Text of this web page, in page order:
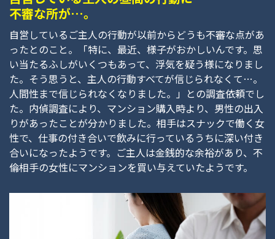
不審な所が…。
自営しているご主人の行動が以前からどうも不審な点があ
ったとのこと。「特に、最近、様子がおかしいんです。思
い当たるふしがいくつもあって、浮気を疑う様になりまし
た。そう思うと、主人の行動すべてが信じられなくて…。
人間性まで信じられなくなりました。」との調査依頼でし
た。内偵調査により、マンション購入時より、男性の出入
りがあったことが分かりました。相手はスナックで働く女
性で、仕事の付き合いで飲みに行っているうちに深い付き
合いになったようです。ご主人は金銭的な余裕があり、不
倫相手の女性にマンションを買い与えていたようです。